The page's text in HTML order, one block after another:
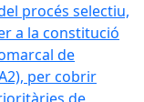
procés selectiu,
a la constitució
de
per cobrir